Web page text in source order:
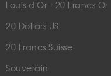
Louis d'Or - 20 Francs Or
20 Dollars US
20 Francs Suisse
Souverain